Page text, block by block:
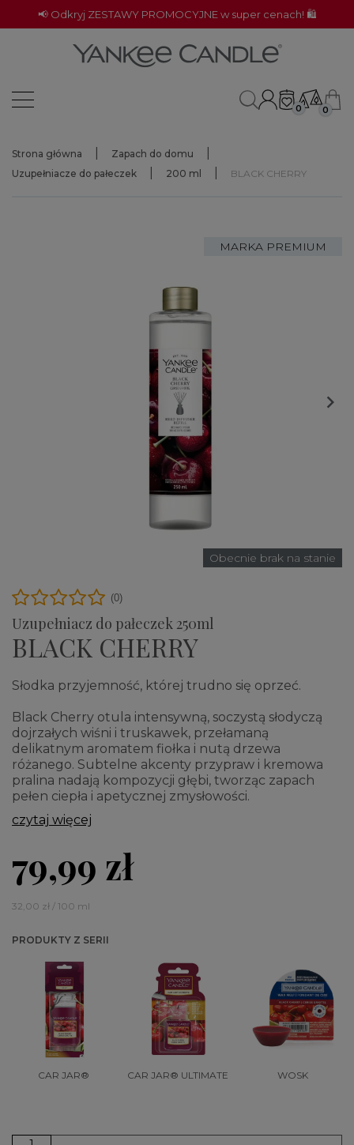
📢 Odkryj ZESTAWY PROMOCYJNE w super cenach! 🛍️
0 0
Strona główna
Zapach do domu
Uzupełniacze do pałeczek
200 ml BLACK CHERRY
MARKA PREMIUM

Obecnie brak na stanie
Uzupełniacz do pałeczek 250ml
BLACK CHERRY
(0)
Słodka przyjemność, której trudno się oprzeć.
Black Cherry otula intensywną, soczystą słodyczą
dojrzałych wiśni i truskawek, przełamaną
delikatnym aromatem fiołka i nutą drzewa
różanego. Subtelne akcenty przypraw i kremowa
pralina nadają kompozycji głębi, tworząc zapach
pełen ciepła i apetycznej zmysłowości.
czytaj więcej
79,99 zł
32,00 zł / 100 ml
PRODUKTY Z SERII
CAR JAR® CAR JAR® ULTIMATE WOSK